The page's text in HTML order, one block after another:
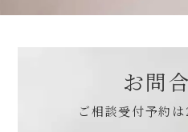
お問
ご相談受付予約は